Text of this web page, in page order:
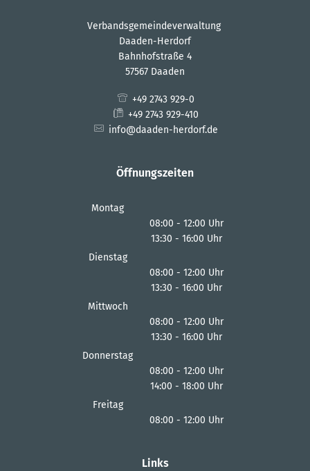
Verbandsgemeindeverwaltung
Daaden-Herdorf
Bahnhofstraße 4
57567 Daaden
+49 2743 929-0
+49 2743 929-410
info@daaden-herdorf.de
Öffnungszeiten
Montag
08:00 - 12:00 Uhr
Von 08:00 bis 12:00 Uhr
13:30 - 16:00 Uhr
Dienstag
08:00 - 12:00 Uhr
Von 08:00 bis 12:00 Uhr
13:30 - 16:00 Uhr
Mittwoch
08:00 - 12:00 Uhr
Von 08:00 bis 12:00 Uhr
13:30 - 16:00 Uhr
Donnerstag
08:00 - 12:00 Uhr
Von 08:00 bis 12:00 Uhr
14:00 - 18:00 Uhr
Freitag
08:00 - 12:00 Uhr
Links